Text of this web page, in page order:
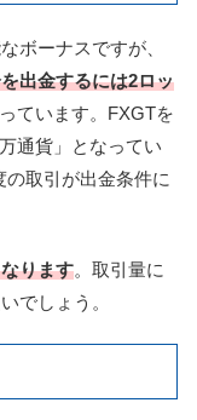
ボーナスですが、
出金するには2ロッ
ています。FXGTを
通貨」となってい
取引が出金条件に
ります。取引量に
でしょう。